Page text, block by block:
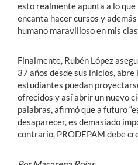
esto realmente apunta a lo
encanta hacer cursos y
humano maravilloso en mis
Finalmente, Rubén López
37 años desde sus inicios,abre
estudiantes puedan
ofrecidos y así abrir un nuevo
palabras, afirmó que a futuro
desaparecer, es demasiado
contrario, PRODEPAM debe